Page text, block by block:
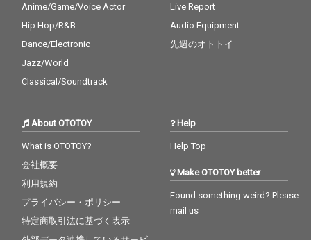
Anime/Game/Voice Actor
Hip Hop/R&B
Dance/Electronic
Jazz/World
Classical/Soundtrack
Live Report
Audio Equipment
先週のオトトイ
About OTOTOY
What is OTOTOY?
会社概要
利用規約
プライバシー・ポリシー
特定商取引法に基づく表示
Help
Help Top
Make OTOTOY better
Found something weird? Please
mail us